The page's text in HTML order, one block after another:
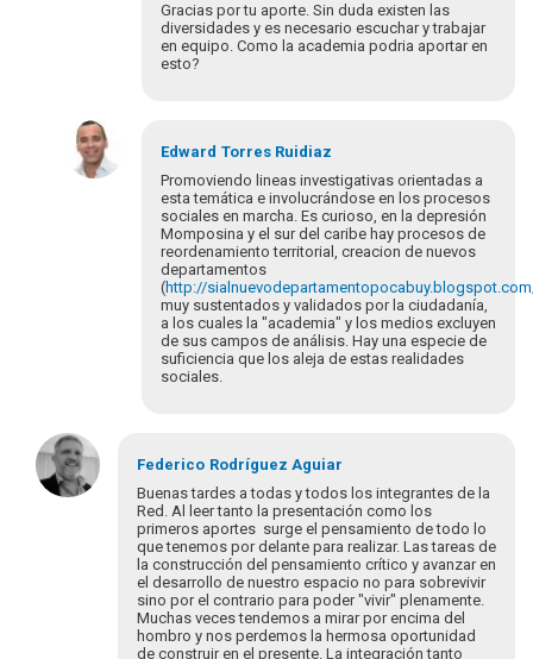
Gracias por tu aporte. Sin duda existen las
diversidades y es necesario escuchar y trabajar
en equipo. Como la academia podria aportar en
esto?
En
respuesta
a
Edward Torres Ruidiaz
Promoviendo lineas investigativas orientadas a
esta temática e involucrándose en los procesos
sociales en marcha. Es curioso, en la depresión
Momposina y el sur del caribe hay procesos de
reordenamiento territorial, creacion de nuevos
departamentos
(http://
muy sustentados y validados por la ciudadanía,
a los cuales la "academia" y los medios excluyen
de sus campos de análisis. Hay una especie de
suficiencia que los aleja de estas realidades
sociales.
En
respuesta
a
encuentro…
TATIANA
JIMENEZ
Federico Rodríguez Aguiar
Buenas tardes a todas y todos los integrantes de la
Red. Al leer tanto la presentación como los
primeros aportes surge el pensamiento de todo lo
que tenemos por delante para realizar. Las tareas de
la construcción del pensamiento crítico y avanzar en
el desarrollo de nuestro espacio no para sobrevivir
sino por el contrario para poder "vivir" plenamente.
Muchas veces tendemos a mirar por encima del
hombro y nos perdemos la hermosa oportunidad
de construir en el presente. La integración tanto